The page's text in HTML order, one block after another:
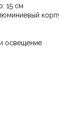
15 см
освещение